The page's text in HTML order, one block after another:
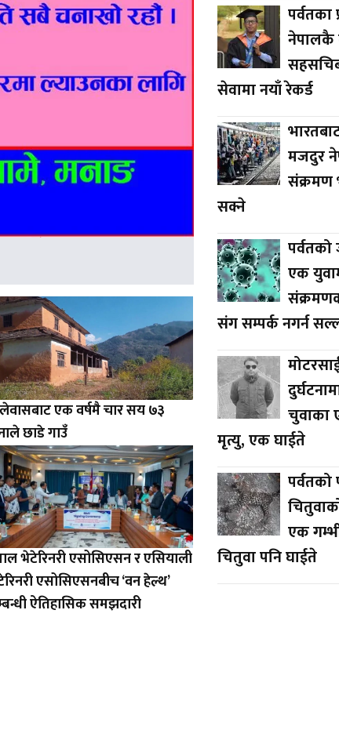
एक वर्षमै चार सय ७३
छाडे गाउँ
भेटेरिनरी एसोसिएसन र एसियाली
एसोसिएसनबीच ‘वन हेल्थ’
ऐतिहासिक समझदारी
पर्वतका
नेपालकै
सेवामा नयाँ रेकर्ड
मजदुर
संक्रमण
सक्ने
एक
संग सम्पर्क नगर्न
चुवाका
मृत्यु, एक घाईते
पर्वतको
एक
चितुवा पनि घाईते